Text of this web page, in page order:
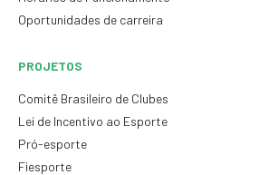
Oportunidades de carreira
PROJETOS
Comitê Brasileiro de Clubes
Lei de Incentivo ao Esporte
Pró-esporte
Fiesporte